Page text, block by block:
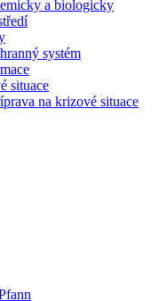
a biologicky
systém
situace
na krizové situace